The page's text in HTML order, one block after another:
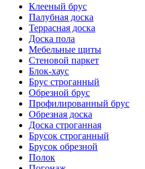
Клееный брус
Палубная доска
Террасная доска
Доска пола
Мебельные щиты
Стеновой паркет
Блок-хаус
Брус строганный
Обрезной брус
Профилированный брус
Обрезная доска
Доска строганная
Брусок строганный
Брусок обрезной
Полок